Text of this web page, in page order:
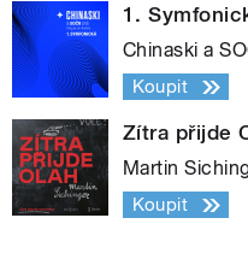
1.
Chinaski a
Koupit
Zítra přijde
Martin
Koupit